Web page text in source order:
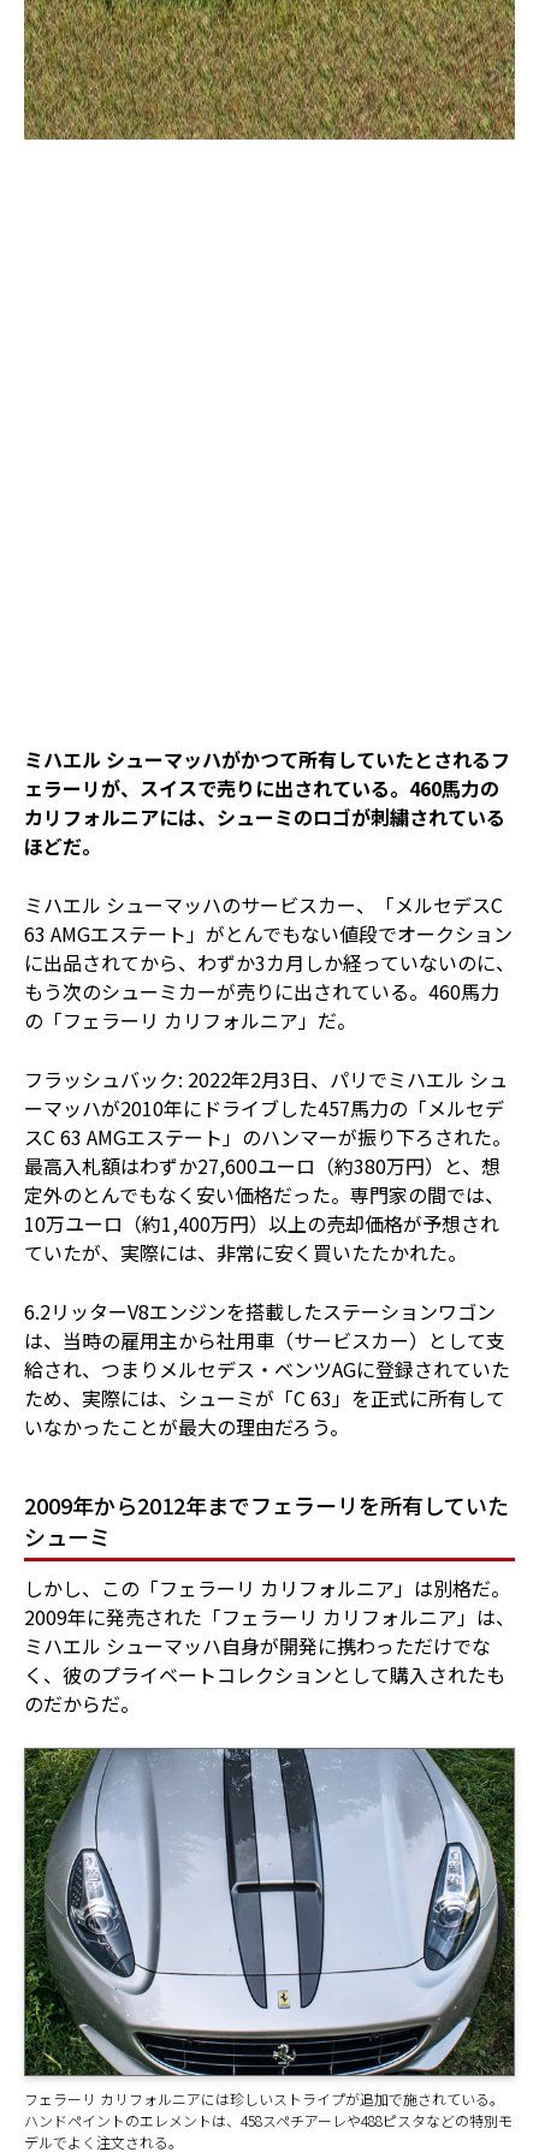
ミハエル シューマッハがかつて所有していたとされるフ
ェラーリが、スイスで売りに出されている。460馬力の
カリフォルニアには、シューミのロゴが刺繍されている
ほどだ。
ミハエル シューマッハのサービスカー、「メルセデスC
63 AMGエステート」がとんでもない値段でオークション
に出品されてから、わずか3カ月しか経っていないのに、
もう次のシューミカーが売りに出されている。460馬力
の「フェラーリ カリフォルニア」だ。
フラッシュバック: 2022年2月3日、パリでミハエル シュ
ーマッハが2010年にドライブした457馬力の「メルセデ
スC 63 AMGエステート」のハンマーが振り下ろされた。
最高入札額はわずか27,600ユーロ（約380万円）と、想
定外のとんでもなく安い価格だった。専門家の間では、
10万ユーロ（約1,400万円）以上の売却価格が予想され
ていたが、実際には、非常に安く買いたたかれた。
6.2リッターV8エンジンを搭載したステーションワゴン
は、当時の雇用主から社用車（サービスカー）として支
給され、つまりメルセデス・ベンツAGに登録されていた
ため、実際には、シューミが「C 63」を正式に所有して
いなかったことが最大の理由だろう。
2009年から2012年までフェラーリを所有していた
シューミ
しかし、この「フェラーリ カリフォルニア」は別格だ。
2009年に発売された「フェラーリ カリフォルニア」は、
ミハエル シューマッハ自身が開発に携わっただけでな
く、彼のプライベートコレクションとして購入されたも
のだからだ。
フェラーリ カリフォルニアには珍しいストライプが追加で施されている。
ハンドペイントのエレメントは、458スペチアーレや488ピスタなどの特別モ
デルでよく注文される。